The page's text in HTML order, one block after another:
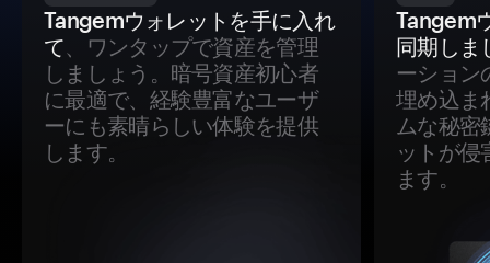
Tangemウォレットを手に入れ
て、ワンタップで資産を管理
しましょう。暗号資産初心者
に最適で、経験豊富なユーザ
ーにも素晴らしい体験を提供
します。
Tangem
同期しま
ーション
埋め込ま
ムな秘密
ットが侵
ます。